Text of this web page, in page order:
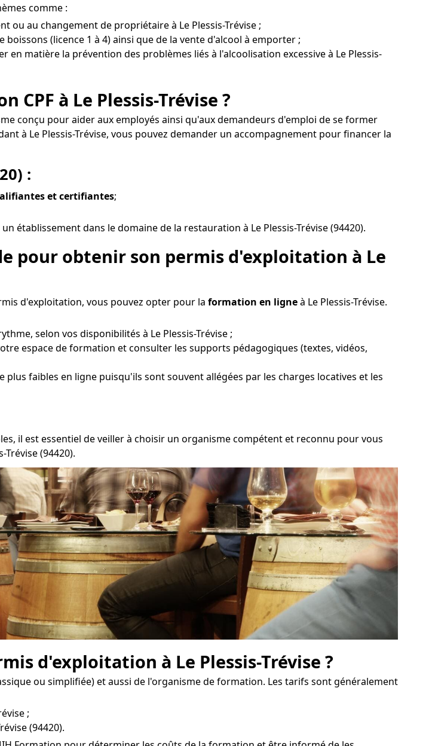
comme :
au changement de propriétaire à Le Plessis-Trévise ;
(licence 1 à 4) ainsi que de la vente d'alcool à emporter ;
matière la prévention des problèmes liés à l'alcoolisation excessive à Le Plessis-
à Le Plessis-Trévise ?
conçu pour aider aux employés ainsi qu'aux demandeurs d'emploi de se former
à Le Plessis-Trévise, vous pouvez demander un accompagnement pour financer la
:
et certifiantes;
dans le domaine de la restauration à Le Plessis-Trévise (94420).
pour obtenir son permis d'exploitation à Le
d'exploitation, vous pouvez opter pour la formation en ligneà Le Plessis-Trévise.
selon vos disponibilités à Le Plessis-Trévise ;
espace de formation et consulter les supports pédagogiques (textes, vidéos,
faibles en ligne puisqu'ils sont souvent allégées par les charges locatives et les
il est essentiel de veiller à choisir un organisme compétent et reconnu pour vous
(94420).
d'exploitation à Le Plessis-Trévise ?
ou simplifiée) et aussi de l'organisme de formation. Les tarifs sont généralement
;
(94420).